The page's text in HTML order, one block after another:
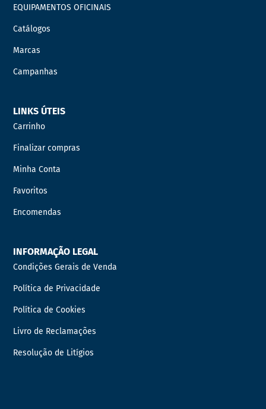
EQUIPAMENTOS OFICINAIS
Catálogos
Marcas
Campanhas
LINKS ÚTEIS
Carrinho
Finalizar compras
Minha Conta
Favoritos
Encomendas
INFORMAÇÃO LEGAL
Condições Gerais de Venda
Política de Privacidade
Política de Cookies
Livro de Reclamações
Resolução de Litígios